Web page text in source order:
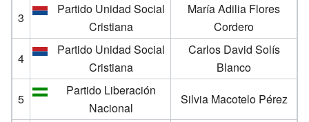
3
Partido Unidad Social
Cristiana
María Adilia Flores
Cordero
4
Partido Unidad Social
Cristiana
Carlos David Solís
Blanco
5
Partido Liberación
Nacional
Silvia Macotelo Pérez